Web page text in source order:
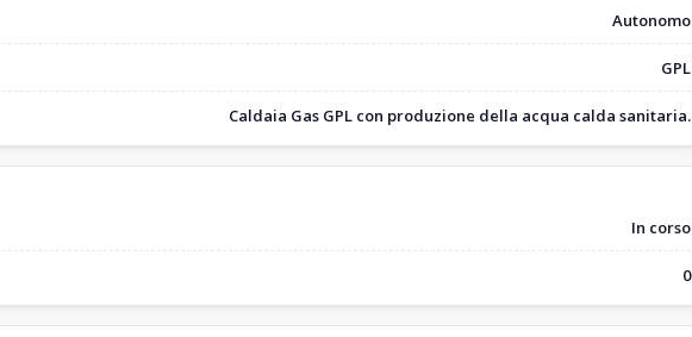
Autonomo
GPL
Caldaia Gas GPL con produzione della acqua calda sanitaria.
In corso
0